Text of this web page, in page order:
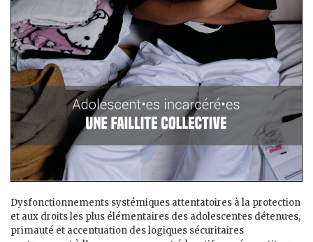
Dysfonctionnements systémiques attentatoires à la protection
et aux droits les plus élémentaires des adolescent·es détenu·es,
primauté et accentuation des logiques sécuritaires